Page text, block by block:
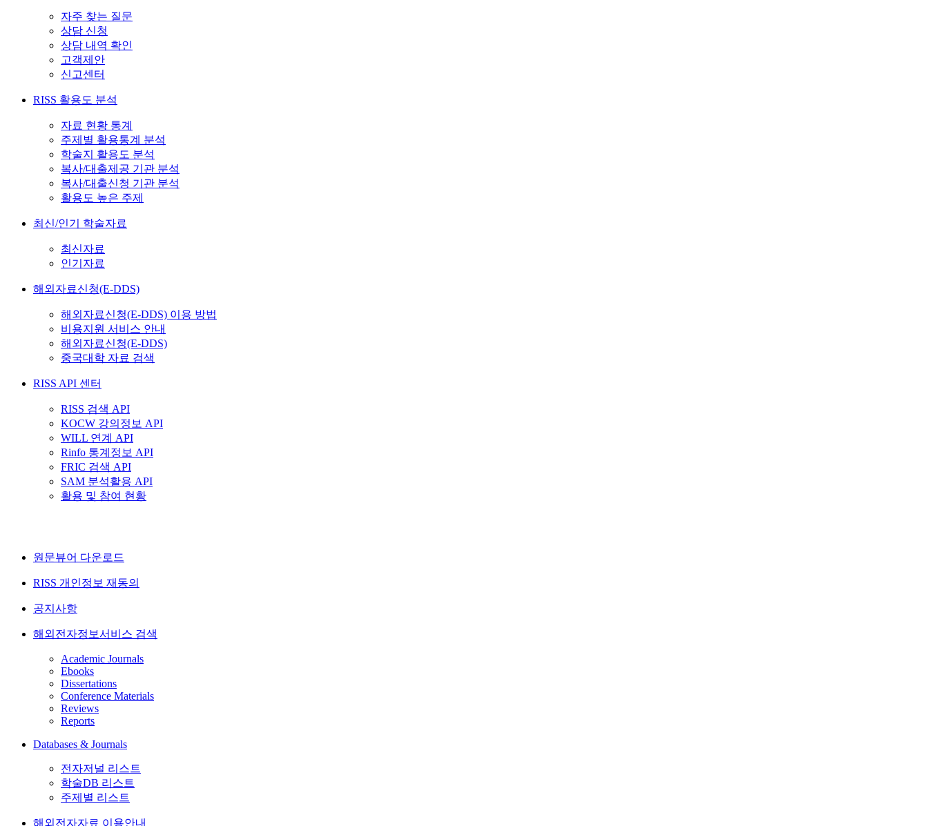
자주 찾는 질문
상담 신청
상담 내역 확인
고객제안
신고센터
RISS 활용도 분석
자료 현황 통계
주제별 활용통계 분석
학술지 활용도 분석
복사/대출제공 기관 분석
복사/대출신청 기관 분석
활용도 높은 주제
최신/인기 학술자료
최신자료
인기자료
해외자료신청(E-DDS)
해외자료신청(E-DDS) 이용 방법
비용지원 서비스 안내
해외자료신청(E-DDS)
중국대학 자료 검색
RISS API 센터
RISS 검색 API
KOCW 강의정보 API
WILL 연계 API
Rinfo 통계정보 API
FRIC 검색 API
SAM 분석활용 API
활용 및 참여 현황
원문뷰어 다운로드
RISS 개인정보 재동의
공지사항
해외전자정보서비스 검색
Academic Journals
Ebooks
Dissertations
Conference Materials
Reviews
Reports
Databases & Journals
전자저널 리스트
학술DB 리스트
주제별 리스트
해외전자자료 이용안내